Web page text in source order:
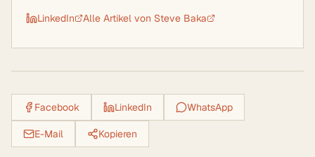
LinkedIn Alle Artikel von Steve Baka
Facebook LinkedIn WhatsApp
E-Mail Kopieren